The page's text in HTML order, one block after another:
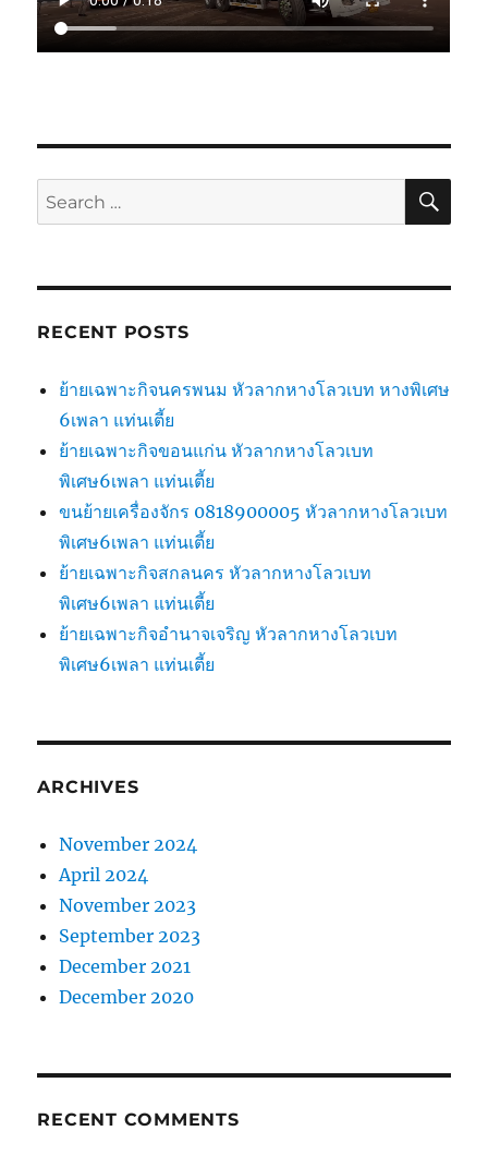
Search
for:
RECENT POSTS
ย้ายเฉพาะกิจนครพนม หัวลากหางโลวเบท หางพิเศษ
6เพลา แท่นเตี้ย
ย้ายเฉพาะกิจขอนแก่น หัวลากหางโลวเบท
พิเศษ6เพลา แท่นเตี้ย
ขนย้ายเครื่องจักร 0818900005 หัวลากหางโลวเบท
พิเศษ6เพลา แท่นเตี้ย
ย้ายเฉพาะกิจสกลนคร หัวลากหางโลวเบท
พิเศษ6เพลา แท่นเตี้ย
ย้ายเฉพาะกิจอำนาจเจริญ หัวลากหางโลวเบท
พิเศษ6เพลา แท่นเตี้ย
ARCHIVES
November 2024
April 2024
November 2023
September 2023
December 2021
December 2020
RECENT COMMENTS